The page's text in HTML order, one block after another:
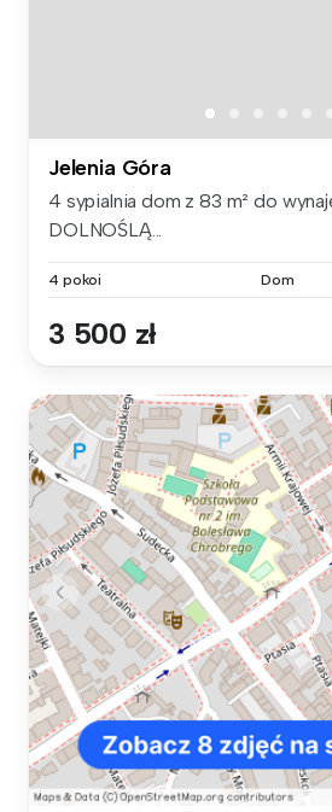
Jelenia Góra
4 sypialnia dom z 83 m² do
DOLNOŚLĄ...
4 pokoi Dom
3 500 zł